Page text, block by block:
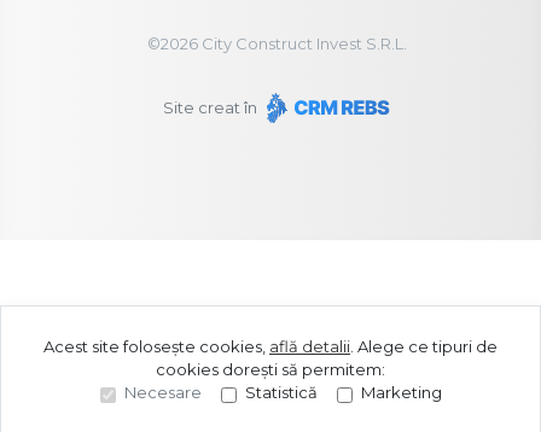
©2026City Construct Invest S.R.L.
Site creat în
Acest site folosește cookies, află detalii Alege ce tipuri de
cookies dorești să permitem:
Necesare
Statistică Marketing